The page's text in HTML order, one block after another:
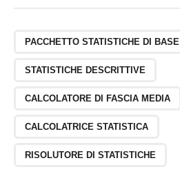
PACCHETTO STATISTICHE DI BASE
STATISTICHE DESCRITTIVE
CALCOLATORE DI FASCIA MEDIA
CALCOLATRICE STATISTICA
RISOLUTORE DI STATISTICHE